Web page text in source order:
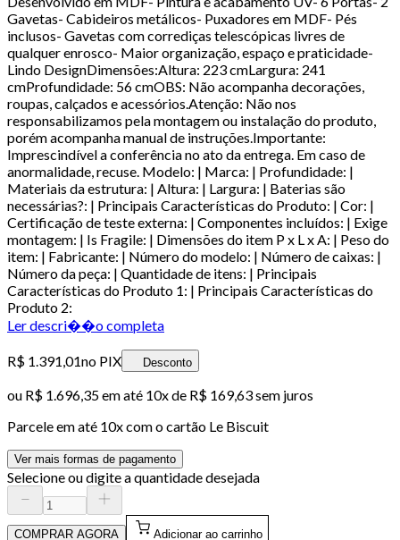
Gavetas- Cabideiros metálicos- Puxadores em MDF- Pés
inclusos- Gavetas com corrediças telescópicas livres de
qualquer enrosco- Maior organização, espaço e praticidade-
Lindo DesignDimensões:Altura: 223 cmLargura: 241
cmProfundidade: 56 cmOBS: Não acompanha decorações,
roupas, calçados e acessórios.Atenção: Não nos
responsabilizamos pela montagem ou instalação do produto,
porém acompanha manual de instruções.Importante:
Imprescindível a conferência no ato da entrega. Em caso de
anormalidade, recuse. Modelo: | Marca: | Profundidade: |
Materiais da estrutura: | Altura: | Largura: | Baterias são
necessárias?: | Principais Características do Produto: | Cor: |
Certificação de teste externa: | Componentes incluídos: | Exige
montagem: | Is Fragile: | Dimensões do item P x L x A: | Peso do
item: | Fabricante: | Número do modelo: | Número de caixas: |
Número da peça: | Quantidade de itens: | Principais
Características do Produto 1: | Principais Características do
Produto 2:
Ler descri��o completa
R$ 1.391,01no PIX Desconto
ou R$ 1.696,35em até 10x de R$ 169,63 sem juros
Parcele em até 10x com o cartão Le Biscuit
Ver mais formas de pagamento
Selecione ou digite a quantidade desejada
COMPRAR AGORA Adicionar ao carrinho